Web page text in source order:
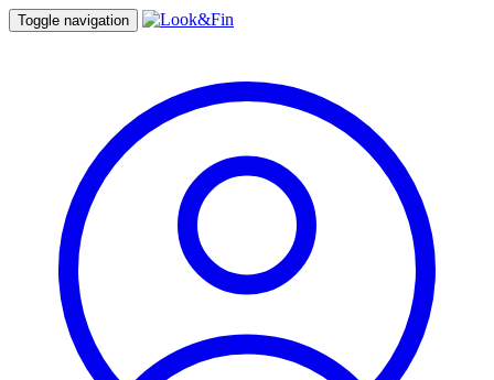
Toggle navigation